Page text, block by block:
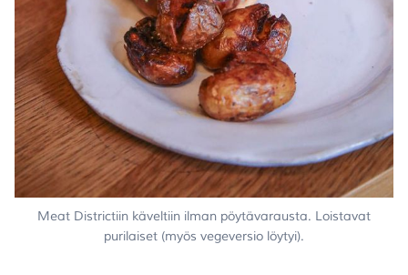
Meat Districtiin käveltiin ilman pöytävarausta. Loistavat
purilaiset (myös vegeversio löytyi).